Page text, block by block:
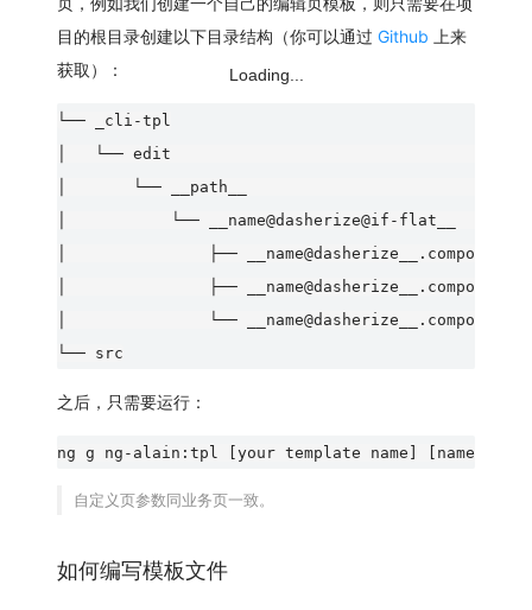
目的根目录创建以下目录结构（你可以通过 Github 上来
获取）：
└── _cli-tpl
│   └── edit
│       └── __path__
│           └── __name@dasherize@if-flat__
│               ├──
│               ├──
│               └──
之后，只需要运行：
自定义页参数同业务页一致。
如何编写模板文件
Loading...